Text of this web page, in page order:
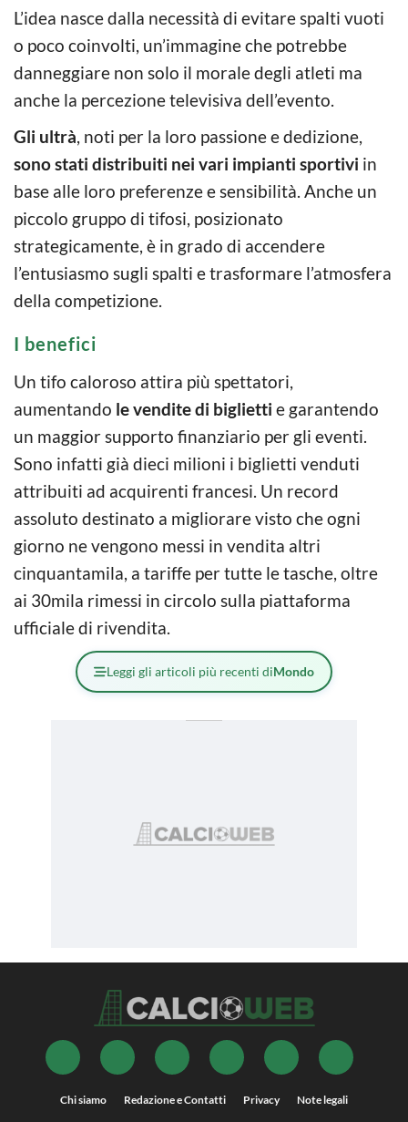
L’idea nasce dalla necessità di evitare spalti vuoti
o poco coinvolti, un’immagine che potrebbe
danneggiare non solo il morale degli atleti ma
anche la percezione televisiva dell’evento.
Gli ultrà, noti per la loro passione e dedizione,
sono stati distribuiti nei vari impianti sportivi in
base alle loro preferenze e sensibilità. Anche un
piccolo gruppo di tifosi, posizionato
strategicamente, è in grado di accendere
l’entusiasmo sugli spalti e trasformare l’atmosfera
della competizione.
I benefici
Un tifo caloroso attira più spettatori,
aumentando le vendite di biglietti e garantendo
un maggior supporto finanziario per gli eventi.
Sono infatti già dieci milioni i biglietti venduti
attribuiti ad acquirenti francesi. Un record
assoluto destinato a migliorare visto che ogni
giorno ne vengono messi in vendita altri
cinquantamila, a tariffe per tutte le tasche, oltre
ai 30mila rimessi in circolo sulla piattaforma
ufficiale di rivendita.
Leggi gli articoli più recenti diMondo
Chi siamo Redazione e Contatti Privacy Note legali